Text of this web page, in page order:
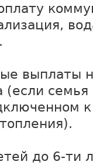
выплаты
(если
к
до 6-ти